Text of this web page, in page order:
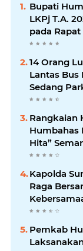
Bupati
LKPj T.A.
pada
14 Orang
Lantas Bus
Sedang
Rangkaian
Humbahas
Hita”
Bukit
Kapolda
Raga
Pemkab